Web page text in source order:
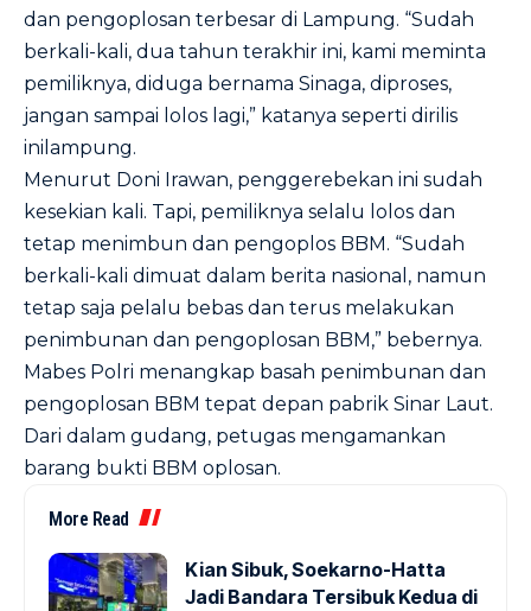
dan pengoplosan terbesar di Lampung. “Sudah
berkali-kali, dua tahun terakhir ini, kami meminta
pemiliknya, diduga bernama Sinaga, diproses,
jangan sampai lolos lagi,” katanya seperti dirilis
inilampung.
Menurut Doni Irawan, penggerebekan ini sudah
kesekian kali. Tapi, pemiliknya selalu lolos dan
tetap menimbun dan pengoplos BBM. “Sudah
berkali-kali dimuat dalam berita nasional, namun
tetap saja pelalu bebas dan terus melakukan
penimbunan dan pengoplosan BBM,” bebernya.
Mabes Polri menangkap basah penimbunan dan
pengoplosan BBM tepat depan pabrik Sinar Laut.
Dari dalam gudang, petugas mengamankan
barang bukti BBM oplosan.
More Read
Kian Sibuk, Soekarno-Hatta
Jadi Bandara Tersibuk Kedua di